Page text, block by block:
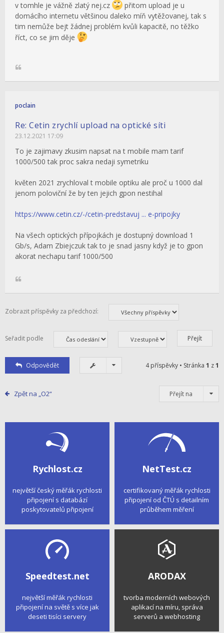
v tomhle je vážně zlatý nej.cz
přitom upload je u
domácího internetu většinou daleko míň vytěžovanej, tak s
tim nemůže bejt žádnej problém kvůli kapacitě, no těžko
říct, co se jim děje
poclain
Re: Cetin zrychlí upload na optické síti
23.12.2021 17:09
To je zajimavy zkusim napsat na t mobile mam tarif
1000/500 tak proc sakra nedaji symetriku
květen 2021 zrychloval t mobile optiku ale proč u 1000 dal
jenom poloviční že by ten jejich gpon nestihal
https://www.cetin.cz/-/cetin-predstavuj ... e-pripojky
Na všech optických přípojkách je dostupný download 1
Gb/s, Adam Zbiejczuk tak to je snad jasny když je to gpon
akorat nechapu tarif 1000/500
Zobrazit příspěvky za předchozí:
Seřadit podle
Odpovědět 4 příspěvky • Stránka 1 z1
Zpět na „O2“ Přejít na
Rychlost.cz
největší český měřák rychlosti
připojení s databází
poskytovatelů připojení
NetTest.cz
certifikovaný měřák rychlosti
připojení od ČTÚ s detailním
průběhem měření
Speedtest.net
největší měřák rychlosti
připojení na světě s více jak
deseti tisíci servery
ARODAX
tvorba moderních webových
aplikací na míru, správa
serverů a webhosting